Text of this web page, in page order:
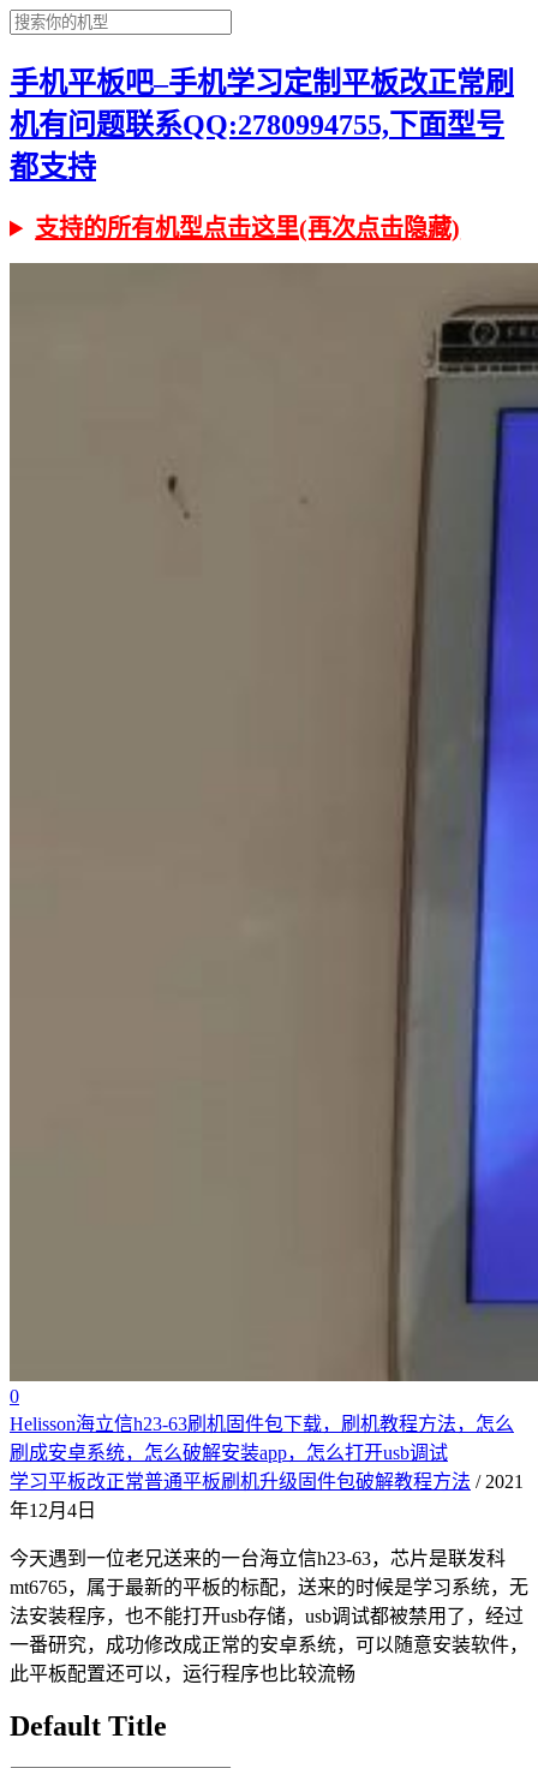
手机平板吧–手机学习定制平板改正常刷
机有问题联系QQ:2780994755,下面型号
都支持
支持的所有机型点击这里(再次点击隐藏)
0
Helisson海立信h23-63刷机固件包下载，刷机教程方法，怎么
刷成安卓系统，怎么破解安装app，怎么打开usb调试
学习平板改正常普通平板刷机升级固件包破解教程方法 / 2021
年12月4日
今天遇到一位老兄送来的一台海立信h23-63，芯片是联发科
mt6765，属于最新的平板的标配，送来的时候是学习系统，无
法安装程序，也不能打开usb存储，usb调试都被禁用了，经过
一番研究，成功修改成正常的安卓系统，可以随意安装软件，
此平板配置还可以，运行程序也比较流畅
Default Title